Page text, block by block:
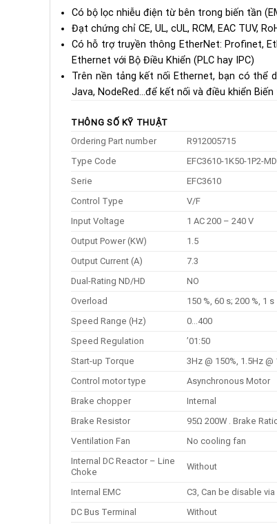
Có bộ lọc nhiễu điện từ bên trong biến tần
Đạt chứng chỉ CE, UL, cUL, RCM, EAC TUV,
Có hỗ trợ truyền thông EtherNet: Profinet,
Ethernet với Bộ Điều Khiển (PLC hay IPC)
Trên nền tảng kết nối Ethernet, bạn có thể
Java, NodeRed…để kết nối và điều khiển
THÔNG SỐ KỸ THUẬT
Ordering Part number
R912005715
Type Code
EFC3610-1K50-1P2-
Serie
EFC3610
Control Type
V/F
Input Voltage
1 AC 200 – 240 V
Output Power (KW)
1.5
Output Current (A)
7.3
Dual-Rating ND/HD
NO
Overload
150 %, 60 s; 200 %, 1 s
Speed Range (Hz)
0…400
Speed Regulation
’01:50
Start-up Torque
3Hz @ 150%, 1.5Hz @
Control motor type
Asynchronous Motor
Brake chopper
Internal
Brake Resistor
95Ω 200W . Brake
Ventilation Fan
No cooling fan
Internal DC Reactor – Line
Choke
Without
Internal EMC
C3, Can be disable
DC Bus Terminal
Without